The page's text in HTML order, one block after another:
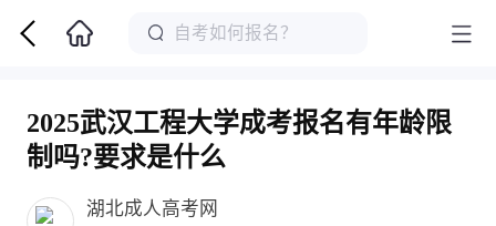
2025武汉工程大学成考报名有年龄限
制吗?要求是什么
湖北成人高考网